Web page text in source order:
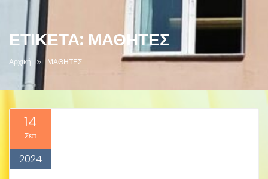
ΕΤΙΚΈΤΑ: ΜΑΘΗΤΕΣ
Αρχική ΜΑΘΗΤΕΣ
14
Σεπ
2024